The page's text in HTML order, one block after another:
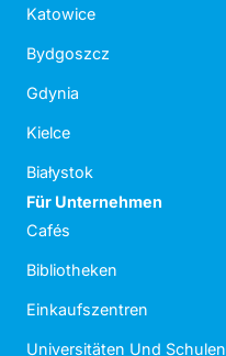
Katowice
Bydgoszcz
Gdynia
Kielce
Białystok
Für Unternehmen
Cafés
Bibliotheken
Einkaufszentren
Universitäten Und Schulen